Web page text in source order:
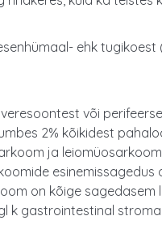
ehk
või
2% kõikidest
ja
on kõige sagedasem
k gastrointestinal